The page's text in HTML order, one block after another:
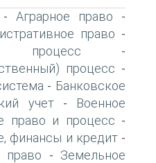
- Аграрное право -
право -
процесс -
процесс -
- Банковское
учет-
Военное
право и процесс -
финансы и кредит-
- Земельное